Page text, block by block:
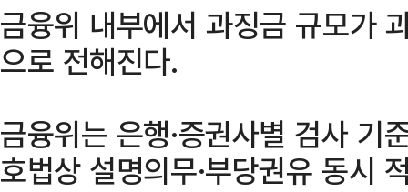
금융위 내부에서 과징금 규모가
으로 전해진다.
금융위는 은행·증권사별 검사 기
호법상 설명의무·부당권유 동시